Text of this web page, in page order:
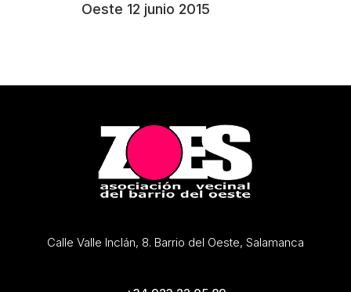
Oeste 12 junio 2015
Calle Valle Inclán, 8. Barrio del Oeste, Salamanca